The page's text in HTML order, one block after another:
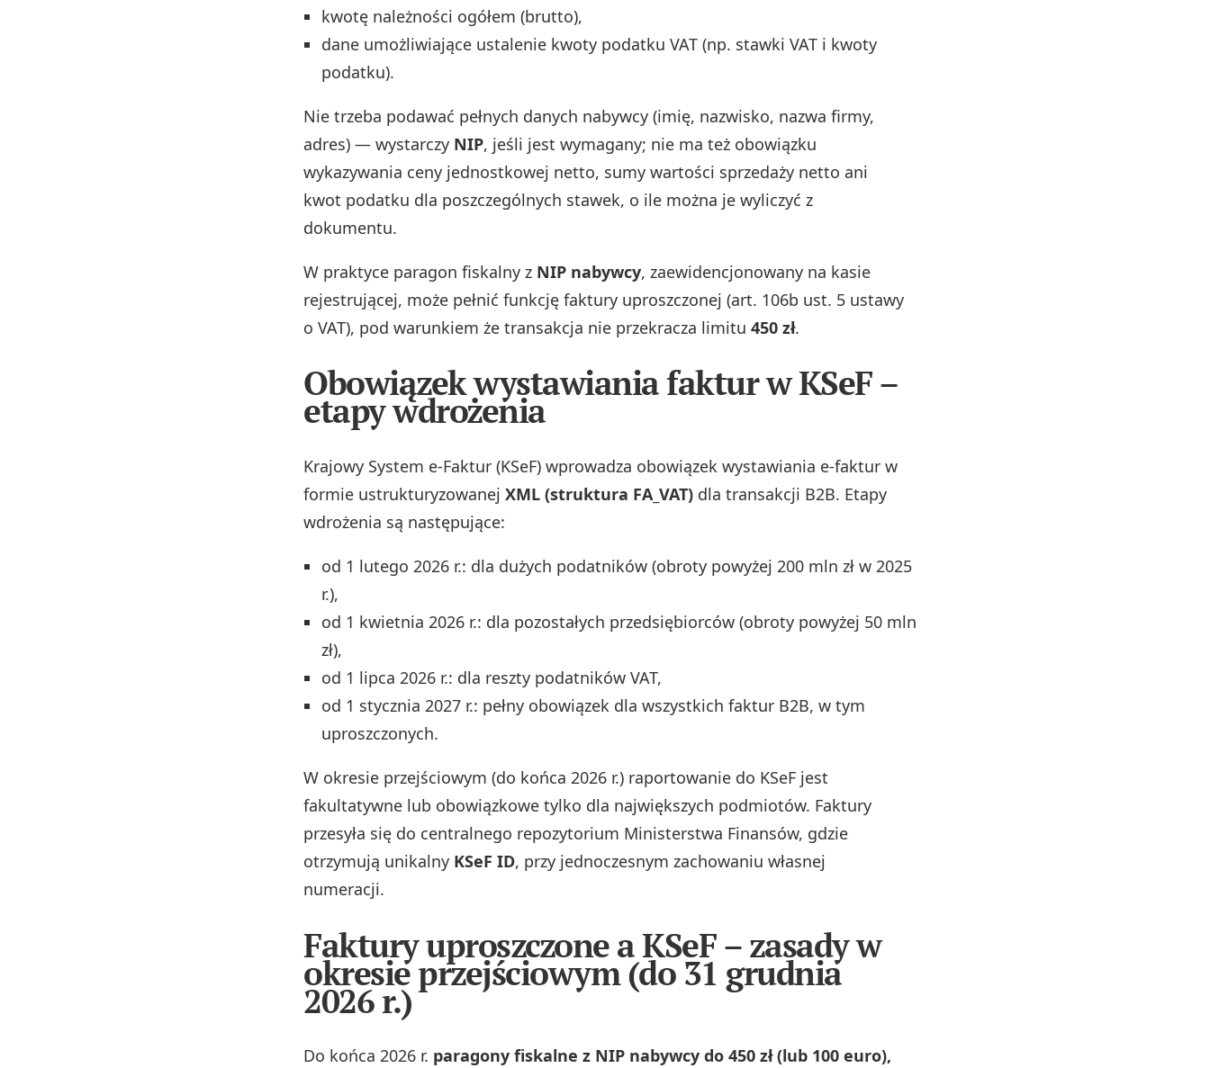
kwotę należności ogółem (brutto),
dane umożliwiające ustalenie kwoty podatku VAT (np. stawki VAT i kwoty
podatku).
Nie trzeba podawać pełnych danych nabywcy (imię, nazwisko, nazwa firmy,
adres) — wystarczy NIP, jeśli jest wymagany; nie ma też obowiązku
wykazywania ceny jednostkowej netto, sumy wartości sprzedaży netto ani
kwot podatku dla poszczególnych stawek, o ile można je wyliczyć z
dokumentu.
W praktyce paragon fiskalny z NIP nabywcy, zaewidencjonowany na kasie
rejestrującej, może pełnić funkcję faktury uproszczonej (art. 106b ust. 5 ustawy
o VAT), pod warunkiem że transakcja nie przekracza limitu 450 zł.
Obowiązek wystawiania faktur w KSeF –
etapy wdrożenia
Krajowy System e-Faktur (KSeF) wprowadza obowiązek wystawiania e-faktur w
formie ustrukturyzowanej XML (struktura FA_VAT) dla transakcji B2B. Etapy
wdrożenia są następujące:
od 1 lutego 2026 r.: dla dużych podatników (obroty powyżej 200 mln zł w 2025
r.),
od 1 kwietnia 2026 r.: dla pozostałych przedsiębiorców (obroty powyżej 50 mln
zł),
od 1 lipca 2026 r.: dla reszty podatników VAT,
od 1 stycznia 2027 r.: pełny obowiązek dla wszystkich faktur B2B, w tym
uproszczonych.
W okresie przejściowym (do końca 2026 r.) raportowanie do KSeF jest
fakultatywne lub obowiązkowe tylko dla największych podmiotów. Faktury
przesyła się do centralnego repozytorium Ministerstwa Finansów, gdzie
otrzymują unikalny KSeF ID, przy jednoczesnym zachowaniu własnej
numeracji.
Faktury uproszczone a KSeF – zasady w
okresie przejściowym (do 31 grudnia
2026 r.)
Do końca 2026 r. paragony fiskalne z NIP nabywcy do 450 zł (lub 100 euro),